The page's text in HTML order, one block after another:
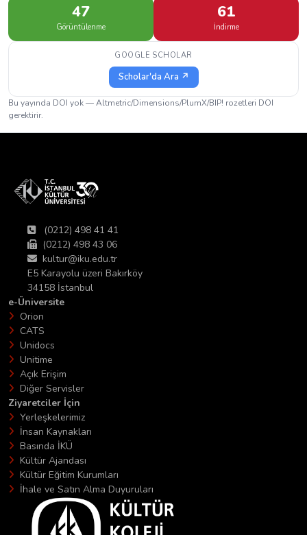
47
Görüntülenme
61
İndirme
GOOGLE SCHOLAR
Scholar'da Ara ↗
Bu yayında DOI yok — Altmetric/Dimensions/PlumX/BIP! rozetleri DOI
gerektirir.
(0212) 498 41 41
(0212) 498 43 06
kultur@iku.edu.tr
E5 Karayolu üzeri Bakırköy
34158 İstanbul
e-Üniversite
Orion
CATS
Unidocs
Unitime
Açık Erişim
Diğer Servisler
Ziyaretciler İçin
Yerleşkelerimiz
İnsan Kaynakları
Basında İKÜ
Kültür Ajandası
Kültür Eğitim Kurumları
İhale ve Satın Alma Duyuruları